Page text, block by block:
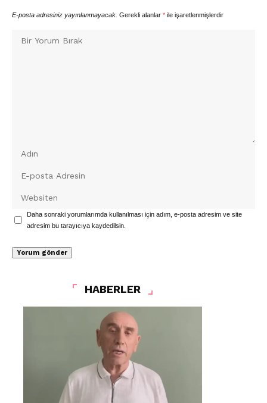
E-posta adresiniz yayınlanmayacak. Gerekli alanlar * ile işaretlenmişlerdir
Daha sonraki yorumlarımda kullanılması için adım, e-posta adresim ve site
adresim bu tarayıcıya kaydedilsin.
HABERLER